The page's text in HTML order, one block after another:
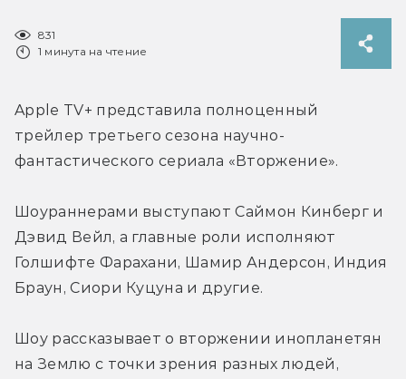
831
1 минута на чтение
Apple TV+ представила полноценный
трейлер третьего сезона научно-
фантастического сериала «Вторжение».
Шоураннерами выступают Саймон Кинберг и
Голшифте Фарахани, Шамир Андерсон, Индия
Браун, Сиори Куцуна и другие.
Шоу рассказывает о вторжении инопланетян
на Землю с точки зрения разных людей,